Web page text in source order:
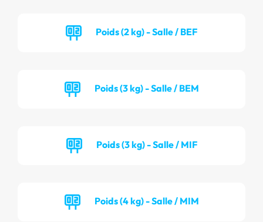
Poids (2 kg) - Salle / BEF
Poids (3 kg) - Salle / BEM
Poids (3 kg) - Salle / MIF
Poids (4 kg) - Salle / MIM